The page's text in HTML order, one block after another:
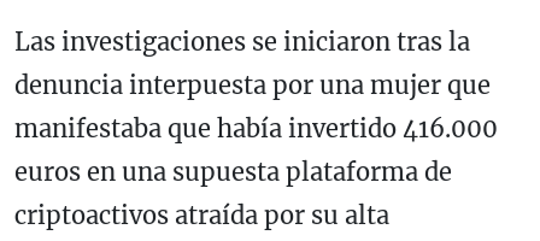
Las investigaciones se iniciaron tras la
denuncia interpuesta por una mujer que
manifestaba que había invertido 416.000
euros en una supuesta plataforma de
criptoactivos atraída por su alta